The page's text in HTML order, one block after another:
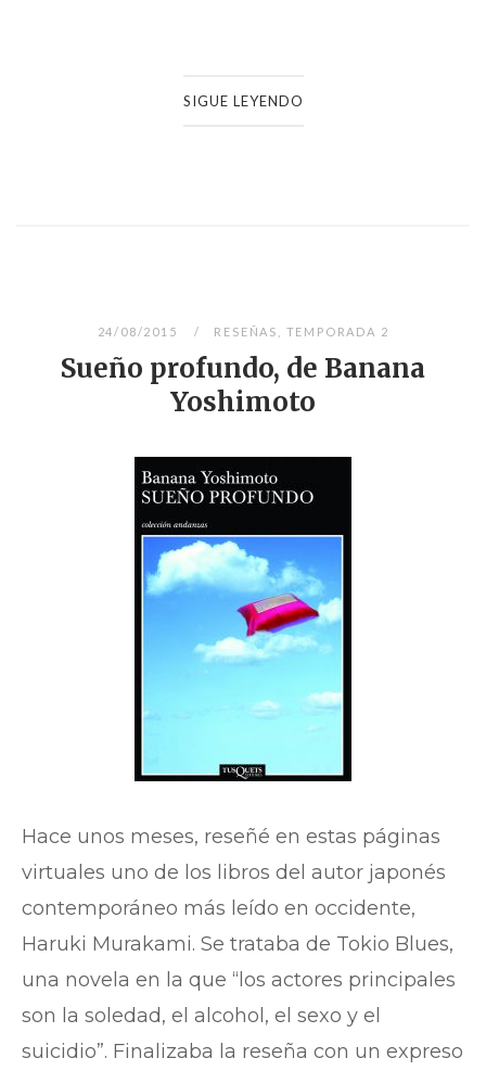
SIGUE LEYENDO
24/08/2015 RESEÑAS TEMPORADA 2
Sueño profundo, de Banana
Yoshimoto
Hace unos meses, reseñé en estas páginas
virtuales uno de los libros del autor japonés
contemporáneo más leído en occidente,
Haruki Murakami. Se trataba de Tokio Blues,
una novela en la que “los actores principales
son la soledad, el alcohol, el sexo y el
suicidio”. Finalizaba la reseña con un expreso